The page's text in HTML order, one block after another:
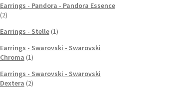
Earrings - Pandora - Pandora Essence
(2)
Earrings - Stelle (1)
Earrings - Swarovski - Swarovski
Chroma (1)
Earrings - Swarovski - Swarovski
Dextera (2)